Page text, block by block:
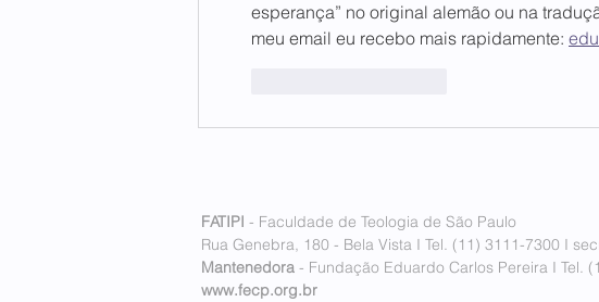
esperança” no original alemão ou na
meu email eu recebo mais rapidamente:
FATIPI - Faculdade de Teologia de São Paulo
Rua Genebra, 180 - Bela Vista I Tel. (11) 3111-7300 I
Mantenedora - Fundação Eduardo Carlos Pereira I Tel.
www.fecp.org.br